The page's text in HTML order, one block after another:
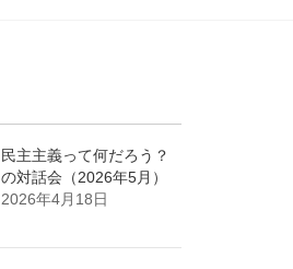
民主主義って何だろう？
の対話会（2026年5月）
2026年4月18日